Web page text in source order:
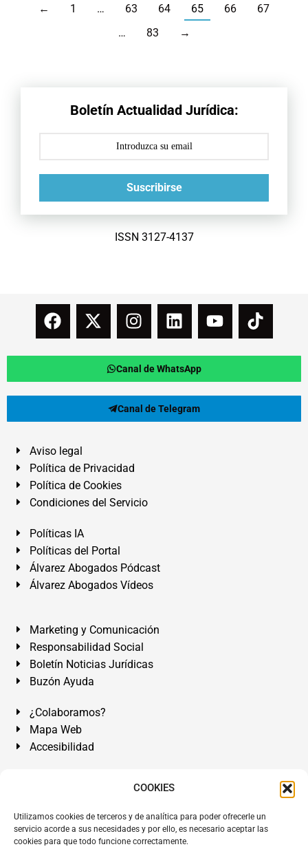
COOKIES
Utilizamos cookies de terceros y de analítica para poder ofrecerle un
servicio acorde a sus necesidades y por ello, es necesario aceptar las
cookies para que todo funcione correctamente.
← 1 … 63 64 65 66
67
…
83 →
Boletín Actualidad Jurídica:
Suscribirse
ISSN 3127-4137
Canal de WhatsApp
Canal de Telegram
Aviso legal
Política de Privacidad
Política de Cookies
Condiciones del Servicio
Políticas IA
Políticas del Portal
Álvarez Abogados Pódcast
Álvarez Abogados Vídeos
Marketing y Comunicación
Responsabilidad Social
Boletín Noticias Jurídicas
Buzón Ayuda
¿Colaboramos?
Mapa Web
Accesibilidad
Álvarez Abogados Tenerife:Calle Teobaldo Power Nº 7,
2º Derecha, El Médano, Granadilla de Abona, Santa Cruz
de Tenerife. Islas Canarias.
Somos Abogados especialistas del Derecho desde 1954.